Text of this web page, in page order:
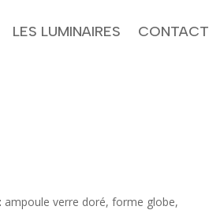
LES LUMINAIRES CONTACT
ampoule verre doré, forme globe,